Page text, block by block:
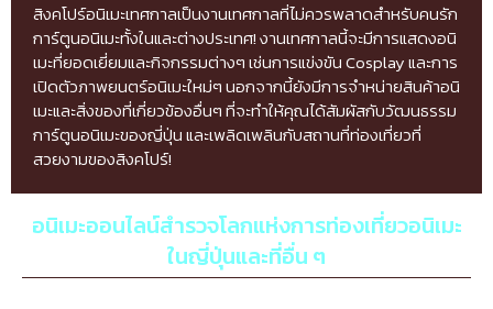
สิงคโปร์อนิเมะเทศกาลเป็นงานเทศกาลที่ไม่ควรพลาดสำหรับคนรัก
การ์ตูนอนิเมะทั้งในและต่างประเทศ! งานเทศกาลนี้จะมีการแสดงอนิ
เมะที่ยอดเยี่ยมและกิจกรรมต่างๆ เช่นการแข่งขัน Cosplay และการ
เปิดตัวภาพยนตร์อนิเมะใหม่ๆ นอกจากนี้ยังมีการจำหน่ายสินค้าอนิ
เมะและสิ่งของที่เกี่ยวข้องอื่นๆ ที่จะทำให้คุณได้สัมผัสกับวัฒนธรรม
การ์ตูนอนิเมะของญี่ปุ่น และเพลิดเพลินกับสถานที่ท่องเที่ยวที่
สวยงามของสิงคโปร์!
อนิเมะออนไลน์สำรวจโลกแห่งการท่องเที่ยวอนิเมะ
ในญี่ปุ่นและที่อื่น ๆ